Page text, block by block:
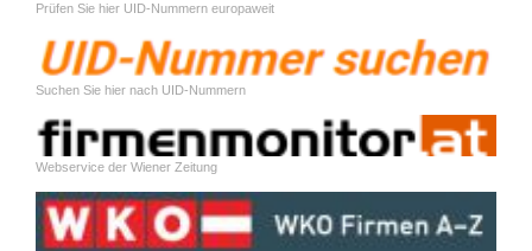
Prüfen Sie hier UID-Nummern europaweit
Suchen Sie hier nach UID-Nummern
Webservice der Wiener Zeitung